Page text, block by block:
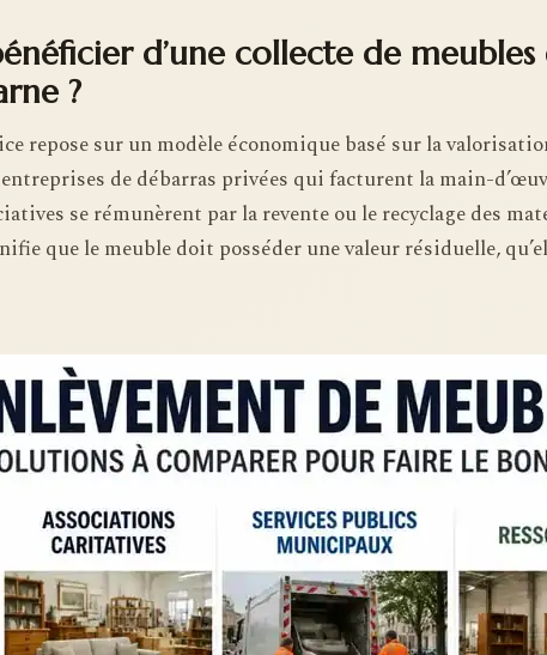
d’une collecte de
?
repose sur un modèle économique basé sur la
de débarras privées qui facturent la main-
se rémunèrent par la revente ou le recyclage des
que le meuble doit posséder une valeur résiduelle,